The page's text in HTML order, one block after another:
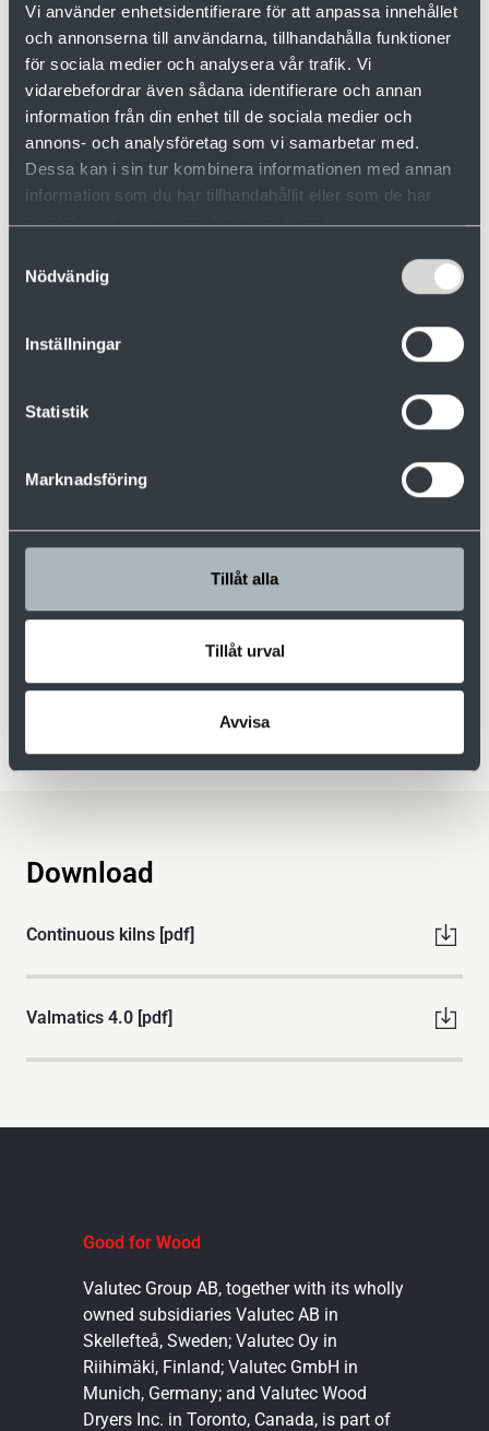
Vi använder enhetsidentifierare för att anpassa innehållet
och annonserna till användarna, tillhandahålla funktioner
för sociala medier och analysera vår trafik. Vi
vidarebefordrar även sådana identifierare och annan
information från din enhet till de sociala medier och
annons- och analysföretag som vi samarbetar med.
Dessa kan i sin tur kombinera informationen med annan
information som du har tillhandahållit eller som de har
samlat in när du har använt deras tjänster.
Nödvändig
Inställningar
Statistik
Marknadsföring
Tillåt alla
Tillåt urval
Avvisa
Robert Weithofer
Joakim Berglund
+46 910-879 52
+46 70-577 05 14
joakim.berglund@valutec.se
Download
Continuous kilns [pdf]
Valmatics 4.0 [pdf]
Good for Wood
Valutec Group AB, together with its wholly
owned subsidiaries Valutec AB in
Skellefteå, Sweden; Valutec Oy in
Riihimäki, Finland; Valutec GmbH in
Munich, Germany; and Valutec Wood
Dryers Inc. in Toronto, Canada, is part of